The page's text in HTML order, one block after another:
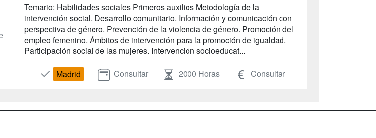
Temario: Habilidades sociales Primeros auxilios Metodología de la
intervención social. Desarrollo comunitario. Información y comunicación con
perspectiva de género. Prevención de la violencia de género. Promoción del
empleo femenino. Ámbitos de intervención para la promoción de igualdad.
Participación social de las mujeres. Intervención socioeducat...
Madrid Consultar 2000 Horas Consultar